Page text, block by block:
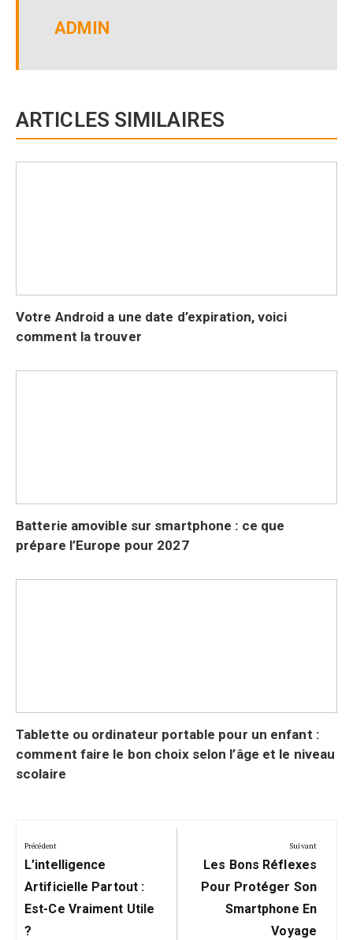
ADMIN
ARTICLES SIMILAIRES
Votre Android a une date d’expiration, voici
comment la trouver
Batterie amovible sur smartphone : ce que
prépare l’Europe pour 2027
Tablette ou ordinateur portable pour un enfant :
comment faire le bon choix selon l’âge et le niveau
scolaire
de
l’article
Précédent
Précédent:
L’intelligence
Artificielle Partout :
Est-Ce Vraiment Utile
?
Suivant
Suivant:
Les Bons Réflexes
Pour Protéger Son
Smartphone En
Voyage